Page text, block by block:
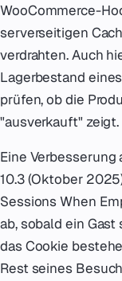
WooCommerce-
serverseitigen
verdrahten. Auch
Lagerbestand
prüfen, ob die
"ausverkauft" zeigt.
Eine
10.3 (Oktober
Sessions When
ab, sobald ein
das Cookie
Rest seines